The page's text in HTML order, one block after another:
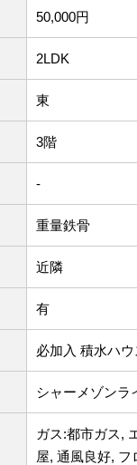
50,000円
2LDK
東
3階
-
重量鉄骨
近隣
有
必加入 積水ハ
シャーメゾンラ
ガス:都市ガス,
屋, 通風良好,